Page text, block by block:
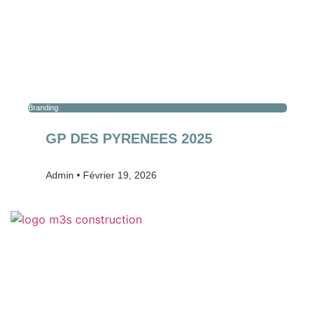
Branding
GP DES PYRENEES 2025
Admin Février 19, 2026